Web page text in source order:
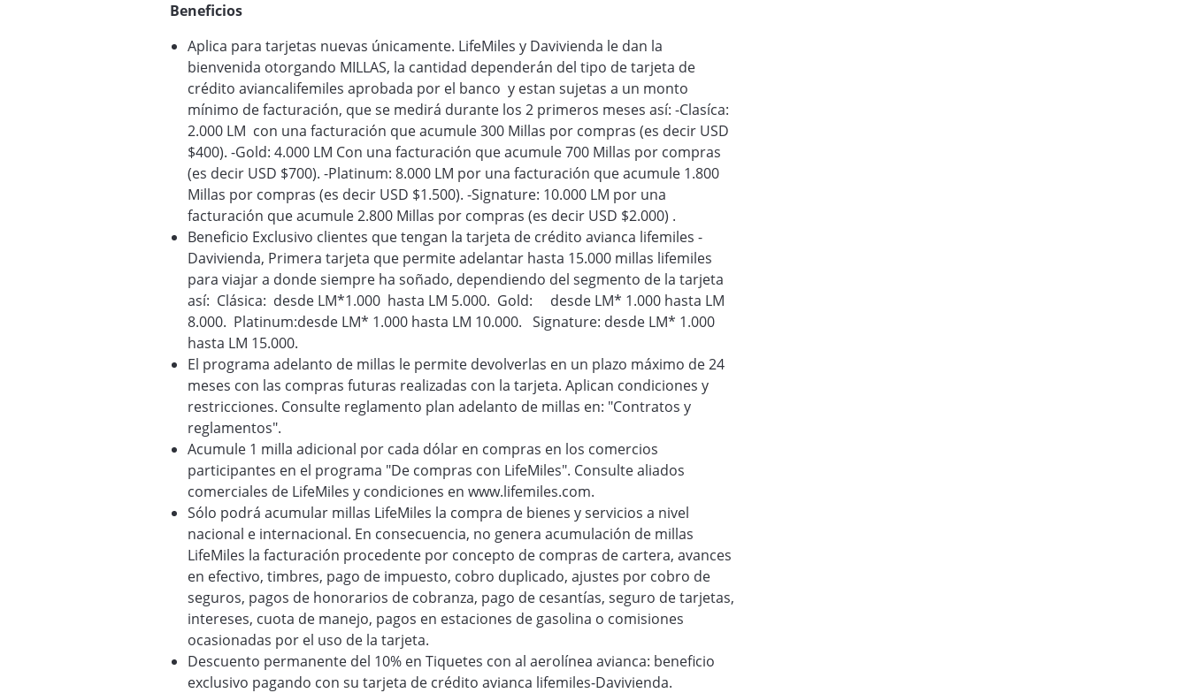
Beneficios
Aplica para tarjetas nuevas únicamente. LifeMiles y Davivienda le dan la
bienvenida otorgando MILLAS, la cantidad dependerán del tipo de tarjeta de
crédito aviancalifemiles aprobada por el banco y estan sujetas a un monto
mínimo de facturación, que se medirá durante los 2 primeros meses así: -Clasíca:
2.000 LM con una facturación que acumule 300 Millas por compras (es decir USD
$400). -Gold: 4.000 LM Con una facturación que acumule 700 Millas por compras
(es decir USD $700). -Platinum: 8.000 LM por una facturación que acumule 1.800
Millas por compras (es decir USD $1.500). -Signature: 10.000 LM por una
facturación que acumule 2.800 Millas por compras (es decir USD $2.000) .
Beneficio Exclusivo clientes que tengan la tarjeta de crédito avianca lifemiles -
Davivienda, Primera tarjeta que permite adelantar hasta 15.000 millas lifemiles
para viajar a donde siempre ha soñado, dependiendo del segmento de la tarjeta
así: Clásica: desde LM*1.000 hasta LM 5.000. Gold: desde LM* 1.000 hasta LM
8.000. Platinum:desde LM* 1.000 hasta LM 10.000. Signature: desde LM* 1.000
hasta LM 15.000.
El programa adelanto de millas le permite devolverlas en un plazo máximo de 24
meses con las compras futuras realizadas con la tarjeta. Aplican condiciones y
restricciones. Consulte reglamento plan adelanto de millas en: "Contratos y
reglamentos".
Acumule 1 milla adicional por cada dólar en compras en los comercios
participantes en el programa "De compras con LifeMiles". Consulte aliados
comerciales de LifeMiles y condiciones en www.lifemiles.com.
Sólo podrá acumular millas LifeMiles la compra de bienes y servicios a nivel
nacional e internacional. En consecuencia, no genera acumulación de millas
LifeMiles la facturación procedente por concepto de compras de cartera, avances
en efectivo, timbres, pago de impuesto, cobro duplicado, ajustes por cobro de
seguros, pagos de honorarios de cobranza, pago de cesantías, seguro de tarjetas,
intereses, cuota de manejo, pagos en estaciones de gasolina o comisiones
ocasionadas por el uso de la tarjeta.
Descuento permanente del 10% en Tiquetes con al aerolínea avianca: beneficio
exclusivo pagando con su tarjeta de crédito avianca lifemiles-Davivienda.